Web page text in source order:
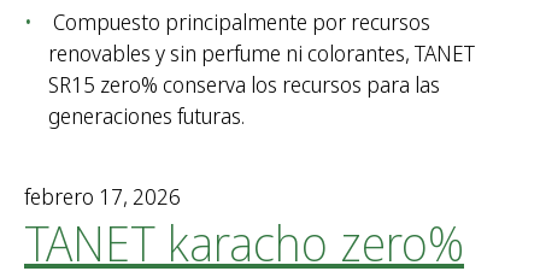
Compuesto principalmente por recursos
renovables y sin perfume ni colorantes, TANET
SR15 zero% conserva los recursos para las
generaciones futuras.
febrero 17, 2026
TANET karacho zero%